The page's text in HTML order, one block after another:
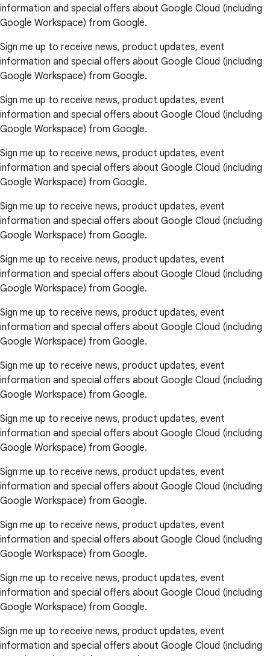
information and special offers about Google Cloud (including
Google Workspace) from Google.
Sign me up to receive news, product updates, event
information and special offers about Google Cloud (including
Google Workspace) from Google.
Sign me up to receive news, product updates, event
information and special offers about Google Cloud (including
Google Workspace) from Google.
Sign me up to receive news, product updates, event
information and special offers about Google Cloud (including
Google Workspace) from Google.
Sign me up to receive news, product updates, event
information and special offers about Google Cloud (including
Google Workspace) from Google.
Sign me up to receive news, product updates, event
information and special offers about Google Cloud (including
Google Workspace) from Google.
Sign me up to receive news, product updates, event
information and special offers about Google Cloud (including
Google Workspace) from Google.
Sign me up to receive news, product updates, event
information and special offers about Google Cloud (including
Google Workspace) from Google.
Sign me up to receive news, product updates, event
information and special offers about Google Cloud (including
Google Workspace) from Google.
Sign me up to receive news, product updates, event
information and special offers about Google Cloud (including
Google Workspace) from Google.
Sign me up to receive news, product updates, event
information and special offers about Google Cloud (including
Google Workspace) from Google.
Sign me up to receive news, product updates, event
information and special offers about Google Cloud (including
Google Workspace) from Google.
Sign me up to receive news, product updates, event
information and special offers about Google Cloud (including